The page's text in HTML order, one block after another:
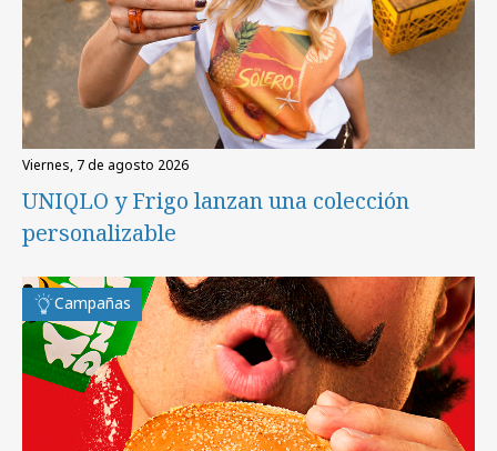
viernes, 7 de agosto 2026
UNIQLO y Frigo lanzan una colección
personalizable
Campañas